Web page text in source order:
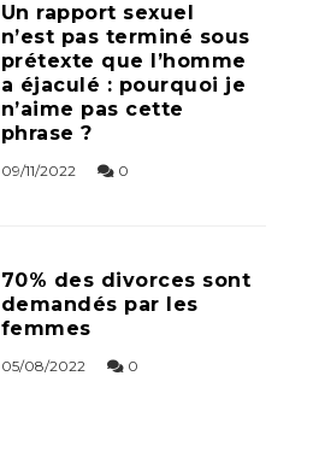
Un rapport sexuel
n’est pas terminé sous
prétexte que l’homme
a éjaculé : pourquoi je
n’aime pas cette
phrase ?
09/11/2022 0
70% des divorces sont
demandés par les
femmes
05/08/2022 0